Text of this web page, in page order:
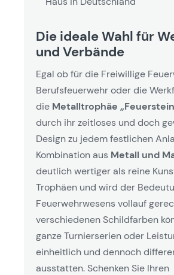
Die ideale Wahl für
und Verbände
Egal ob für die Freiwillige
Berufsfeuerwehr oder die
die Metalltrophäe
durch ihr zeitloses und doch
Design zu jedem festlichen
Kombination aus Metall und
deutlich wertiger als reine
Trophäen und wird der
Feuerwehrwesens vollauf
verschiedenen Schildfarben
ganze Turnierserien oder
einheitlich und dennoch
ausstatten. Schenken Sie Ihren